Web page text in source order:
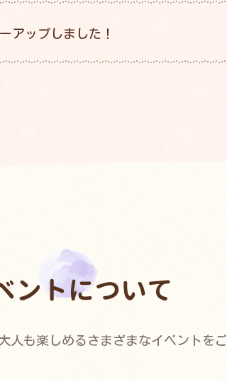
アップしました！
ントについて
人も楽しめるさまざまなイベントを